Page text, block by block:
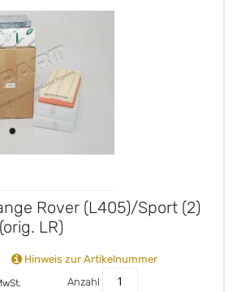
Rover (L405)/Sport (2)
LR)
Hinweis zur Artikelnummer
Anzahl